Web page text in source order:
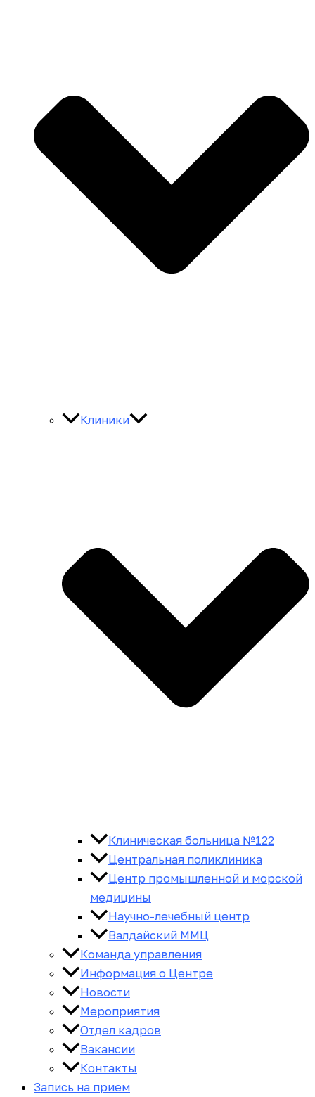
Клиники
Клиническая больница №122
Центральная поликлиника
Центр промышленной и морской
медицины
Научно-лечебный центр
Валдайский ММЦ
Команда управления
Информация о Центре
Новости
Мероприятия
Отдел кадров
Вакансии
Контакты
Запись на прием